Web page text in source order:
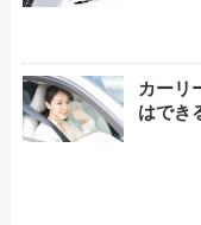
カーリ
はでき